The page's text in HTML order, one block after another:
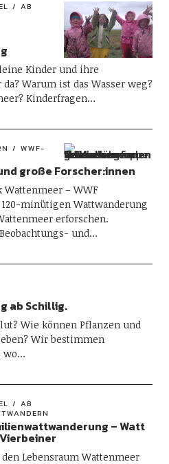
AB
Kinder und ihre
Warum ist das Wasser weg?
Kinderfragen…
WWF-
große Forscher:innen
– WWF
minütigen Wattwanderung
erforschen.
und…
ab Schillig.
Wie können Pflanzen und
Wir bestimmen
wo…
AB
– Watt
Lebensraum Wattenmeer